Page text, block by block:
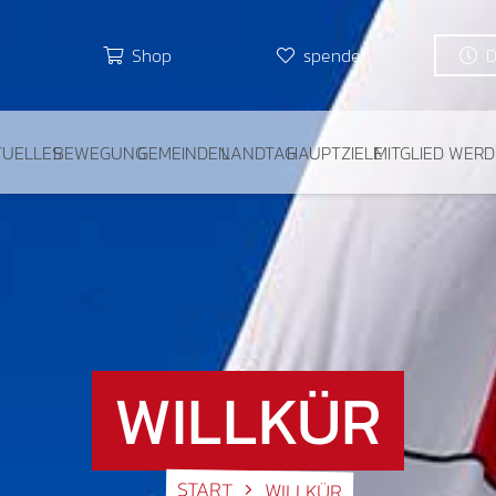
Shop spenden
BEWEGUNGGEMEINDENLANDTAGHAUPTZIELEMITGLIED
WILLKÜR
START